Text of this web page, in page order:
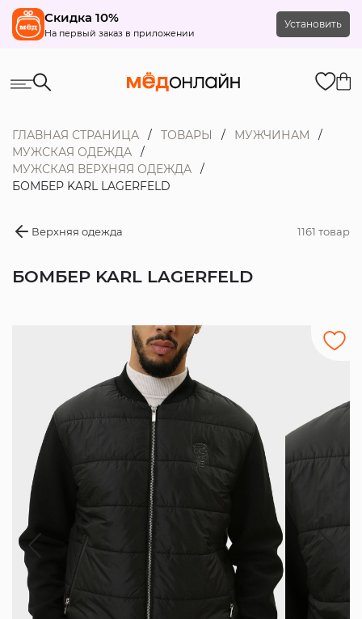
Скидка 10%
На первый заказ в приложении
Установить
ГЛАВНАЯ СТРАНИЦА ТОВАРЫ
МУЖЧИНАМ
МУЖСКАЯ ОДЕЖДА
МУЖСКАЯ ВЕРХНЯЯ ОДЕЖДА
БОМБЕР KARL LAGERFELD
Верхняя одежда 1161 товар
БОМБЕР KARL LAGERFELD